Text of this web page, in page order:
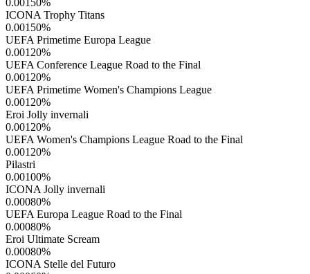
ICONA Trophy Titans
0.00150%
UEFA Primetime Europa League
0.00120%
UEFA Conference League Road to the Final
0.00120%
UEFA Primetime Women's Champions League
0.00120%
Eroi Jolly invernali
0.00120%
UEFA Women's Champions League Road to the Final
0.00120%
Pilastri
0.00100%
ICONA Jolly invernali
0.00080%
UEFA Europa League Road to the Final
0.00080%
Eroi Ultimate Scream
0.00080%
ICONA Stelle del Futuro